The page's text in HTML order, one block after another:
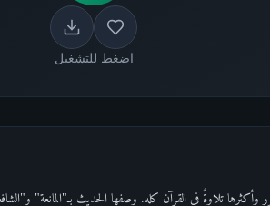
اضغط للتشغيل